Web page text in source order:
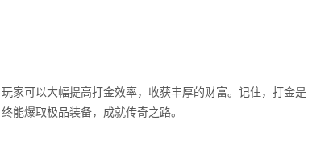
家可以大幅提高打金效率，收获丰厚的财富。记住，打金是
能爆取极品装备，成就传奇之路。